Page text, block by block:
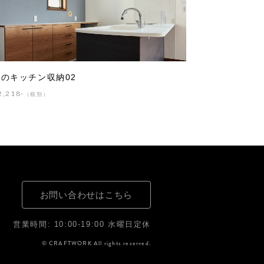
キッチン収納02
（税別）
お問い合わせはこちら
営業時間: 10:00-19:00 水曜日定休
© CRAFTWORK All rights reserved.